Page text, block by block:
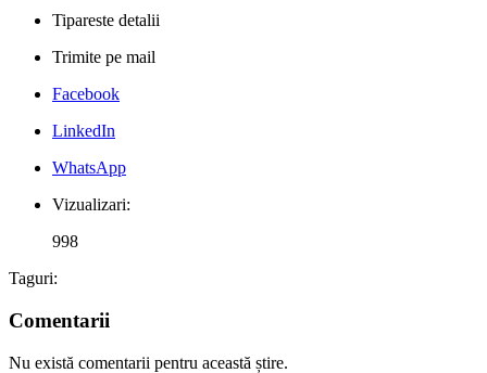
Tipareste detalii
Trimite pe mail
Facebook
LinkedIn
WhatsApp
Vizualizari:
998
Taguri:
Comentarii
Nu există comentarii pentru această știre.